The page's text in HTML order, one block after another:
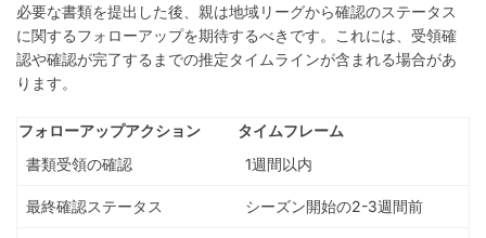
必要な書類を提出した後、親は地域リーグから確認のステータス
に関するフォローアップを期待するべきです。これには、受領確
認や確認が完了するまでの推定タイムラインが含まれる場合があ
ります。
フォローアップアクション
タイムフレーム
書類受領の確認
1週間以内
最終確認ステータス シーズン開始の2-3週間前